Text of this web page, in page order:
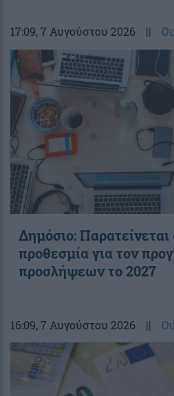
17:09, 7 Αυγούστου 2026 ||
Δημόσιο:
προθεσμία για τον
προσλήψεων το 2027
16:09, 7 Αυγούστου 2026 ||